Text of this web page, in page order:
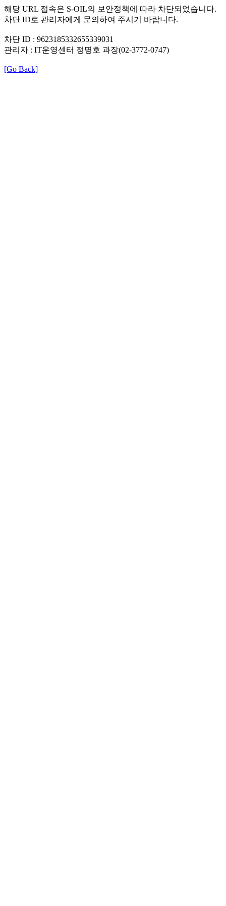
해당 URL 접속은 S-OIL의 보안정책에 따라 차단되었습니다.
차단 ID로 관리자에게 문의하여 주시기 바랍니다.
차단 ID : 9623185332655339031
관리자 : IT운영센터 정명호 과장(02-3772-0747)
[Go Back]